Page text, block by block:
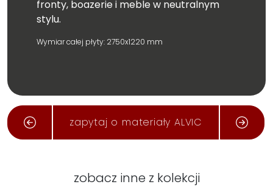
fronty, boazerie i meble w neutralnym
stylu.
Wymiar całej płyty: 2750x1220 mm
zapytaj o materiały ALVIC
zobacz inne z kolekcji